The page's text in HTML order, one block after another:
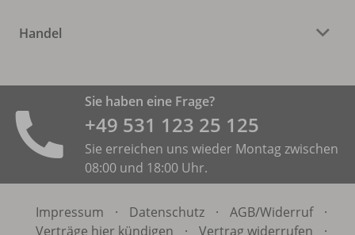
Handel
Sie haben eine Frage?
+49 531 ­123 25 125
Sie erreichen uns wieder Montag zwischen
08:00 und 18:00 Uhr.
Impressum · Datenschutz · AGB/Widerruf
·
Verträge hier kündigen
· Vertrag widerrufen ·